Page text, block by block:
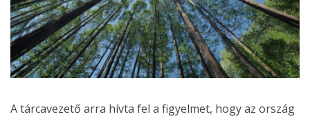
A tárcavezető arra hívta fel a figyelmet, hogy az ország